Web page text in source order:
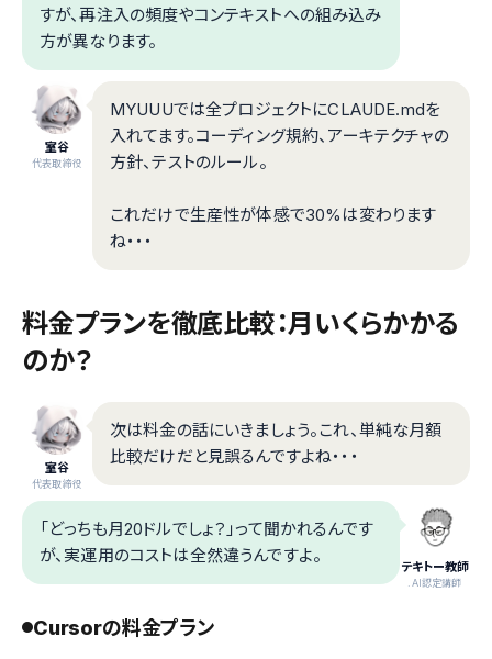
すが、再注入の頻度やコンテキストへの組み込み
方が異なります。
室谷
代表取締役
MYUUUでは全プロジェクトにCLAUDE.mdを
入れてます。コーディング規約、アーキテクチャの
方針、テストのルール。
これだけで生産性が体感で30%は変わります
ね・・・
料金プランを徹底比較：月いくらかかる
のか？
室谷
代表取締役
次は料金の話にいきましょう。これ、単純な月額
比較だけだと見誤るんですよね・・・
テキトー教師
.AI認定講師
「どっちも月20ドルでしょ？」って聞かれるんです
が、実運用のコストは全然違うんですよ。
Cursorの料金プラン